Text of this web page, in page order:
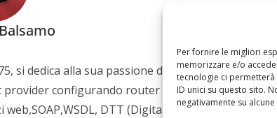
Per fornire le migliori
memorizzare e/o
tecnologie ci
ID unici su questo sito.
negativamente su
si dedica alla sua passione di sempre,
configurando router CISCO e Modem 33,6
web,SOAP,WSDL, DTT (Digitale Terrestre),